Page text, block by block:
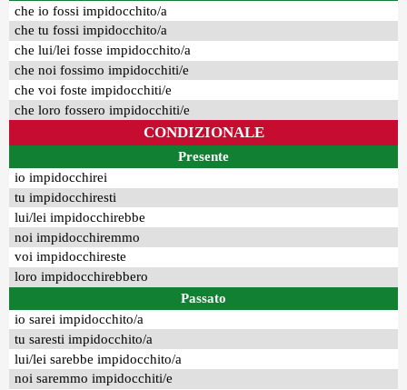
che io fossi impidocchito/a
che tu fossi impidocchito/a
che lui/lei fosse impidocchito/a
che noi fossimo impidocchiti/e
che voi foste impidocchiti/e
che loro fossero impidocchiti/e
CONDIZIONALE
Presente
io impidocchirei
tu impidocchiresti
lui/lei impidocchirebbe
noi impidocchiremmo
voi impidocchireste
loro impidocchirebbero
Passato
io sarei impidocchito/a
tu saresti impidocchito/a
lui/lei sarebbe impidocchito/a
noi saremmo impidocchiti/e